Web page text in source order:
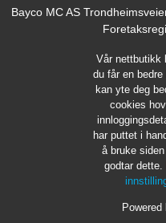
Bayco MC AS
Vår nettbutikk
du får en
kan yte deg
cookies
har puttet i
å bruke
godtar dette.
Powered